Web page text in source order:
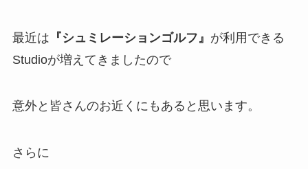
最近は 『シュミレーションゴルフ』 が利用できる
Studioが増えてきましたので
意外と皆さんのお近くにもあると思います。
さらに